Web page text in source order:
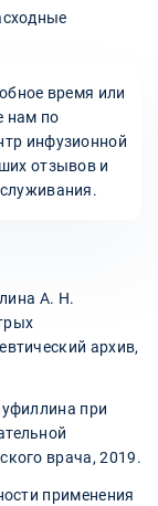
время или
нам по
инфузионной
отзывов и
А. Н.
архив,
при
врача, 2019.
применения